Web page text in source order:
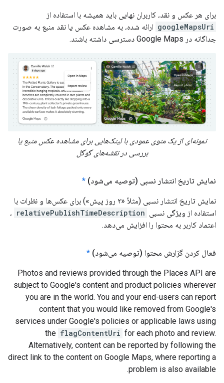
برای هر عکس و نقد، کاربران نهایی باید همیشه با استفاده از
googleMapsUri ارائه شده، به مشاهده عکس یا نقد منبع به صورت
جداگانه در Google Maps دسترسی داشته باشند.
نمونه‌ای از یک منوی عمودی با لینک‌هایی برای مشاهده عکس منبع یا
بررسی در نقشه‌های گوگل
نمایش تاریخ انتشار نسبی (توصیه می‌شود) *
نمایش تاریخ انتشار نسبی (مثلاً «۲ روز پیش») برای عکس‌ها و نظرات با
استفاده از ویژگی نسبی relativePublishTimeDescription ،
اعتماد کاربر به محتوا را افزایش می‌دهد.
فعال کردن گزارش محتوا (توصیه می‌شود) *
Photos and reviews provided through the Places API are
subject to Google's content and product policies wherever
you are in the world. You and your end-users can report
content that you would like removed from Google's
services under Google's policies or applicable laws using
the flagContentUri for each photo and review.
Alternatively, content can be reported by following the
direct link to the content on Google Maps, where reporting a
problem is also available.